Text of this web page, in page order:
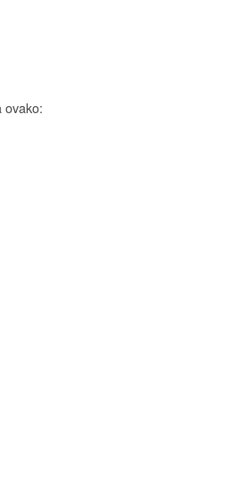
ovako: